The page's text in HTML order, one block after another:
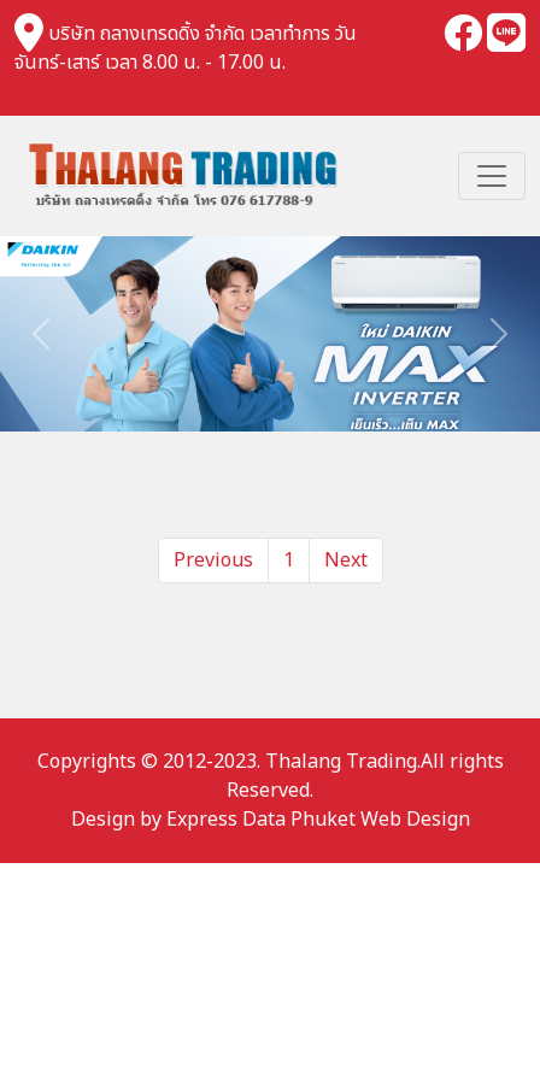
บริษัท ถลางเทรดดิ้ง จำกัด เวลาทำการ วัน
จันทร์-เสาร์ เวลา 8.00 น. - 17.00 น.
Previous Next
Previous 1 Next
Copyrights © 2012-2023. Thalang Trading.All rights
Reserved.
Design by Express Data Phuket Web Design